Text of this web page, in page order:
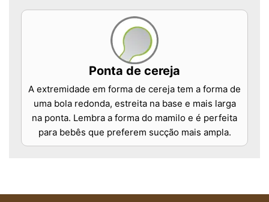
Ponta de cereja
A extremidade em forma de cereja tem a forma de
uma bola redonda, estreita na base e mais larga
na ponta. Lembra a forma do mamilo e é perfeita
para bebês que preferem sucção mais ampla.